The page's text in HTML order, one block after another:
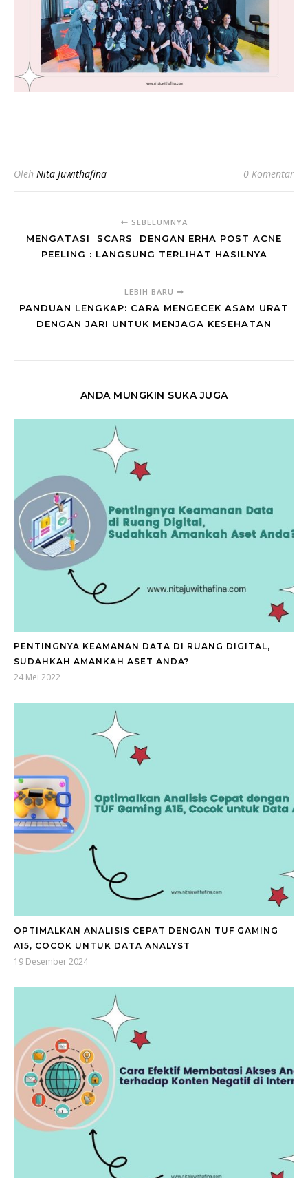
Oleh Nita Juwithafina 0 Komentar
SEBELUMNYA
MENGATASI SCARS DENGAN ERHA POST ACNE
PEELING : LANGSUNG TERLIHAT HASILNYA
LEBIH BARU
PANDUAN LENGKAP: CARA MENGECEK ASAM URAT
DENGAN JARI UNTUK MENJAGA KESEHATAN
ANDA MUNGKIN SUKA JUGA
PENTINGNYA KEAMANAN DATA DI RUANG DIGITAL,
SUDAHKAH AMANKAH ASET ANDA?
24 Mei 2022
OPTIMALKAN ANALISIS CEPAT DENGAN TUF GAMING
A15, COCOK UNTUK DATA ANALYST
19 Desember 2024